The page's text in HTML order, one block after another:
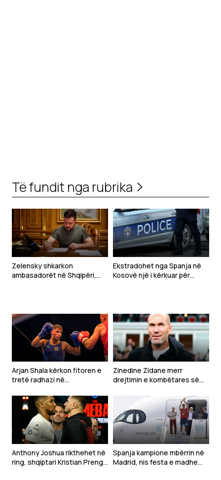
Të fundit nga rubrika
Zelensky shkarkon
ambasadorët në Shqipëri,
Ekstradohet nga Spanja në
Kosovë një i kërkuar për
Arjan Shala kërkon fitoren e
tretë radhazi në
turkun Ahmet Aksu në Pejë
Zinedine Zidane merr
drejtimin e kombëtares së
Anthony Joshua rikthehet në
ring, shqiptari Kristian Prenga
Spanja kampione mbërrin në
Madrid, nis festa e madhe